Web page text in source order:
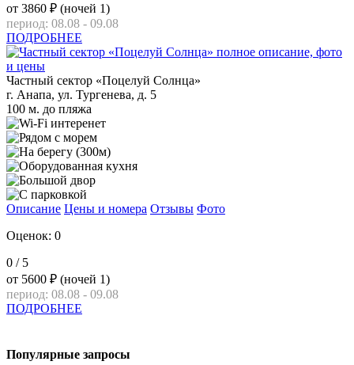
от 3860 ₽ (ночей 1)
период: 08.08 - 09.08
ПОДРОБНЕЕ
Частный сектор «Поцелуй Солнца»
г. Анапа, ул. Тургенева, д. 5
100 м. до пляжа
Описание Цены и номера Отзывы Фото
Оценок: 0
0 / 5
от 5600 ₽ (ночей 1)
период: 08.08 - 09.08
ПОДРОБНЕЕ
Популярные запросы